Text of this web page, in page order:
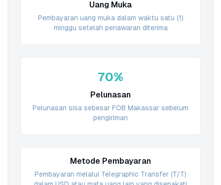
Uang Muka
Pembayaran uang muka dalam waktu satu (1)
minggu setelah penawaran diterima
70%
Pelunasan
Pelunasan sisa sebesar FOB Makassar sebelum
pengiriman
Metode Pembayaran
Pembayaran melalui Telegraphic Transfer (T/T)